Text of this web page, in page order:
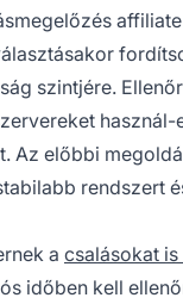
szintjére.
használ-
Az előbbi
rendszert
a csalásokat is
időben kell